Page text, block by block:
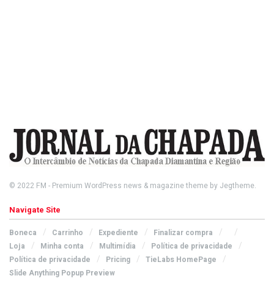
© 2022 FM - Premium WordPress news & magazine theme by Jegtheme.
Navigate Site
Boneca Carrinho Expediente
Finalizar compra
Loja
Minha conta Multimídia
Política de privacidade
Política de privacidade
Pricing
TieLabs HomePage
Slide Anything Popup Preview